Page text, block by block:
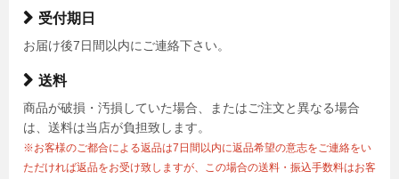
受付期日
お届け後7日間以内にご連絡下さい。
送料
商品が破損・汚損していた場合、またはご注文と異なる場合
は、送料は当店が負担致します。
※お客様のご都合による返品は7日間以内に返品希望の意志をご連絡をい
ただければ返品をお受け致しますが、この場合の送料・振込手数料はお客